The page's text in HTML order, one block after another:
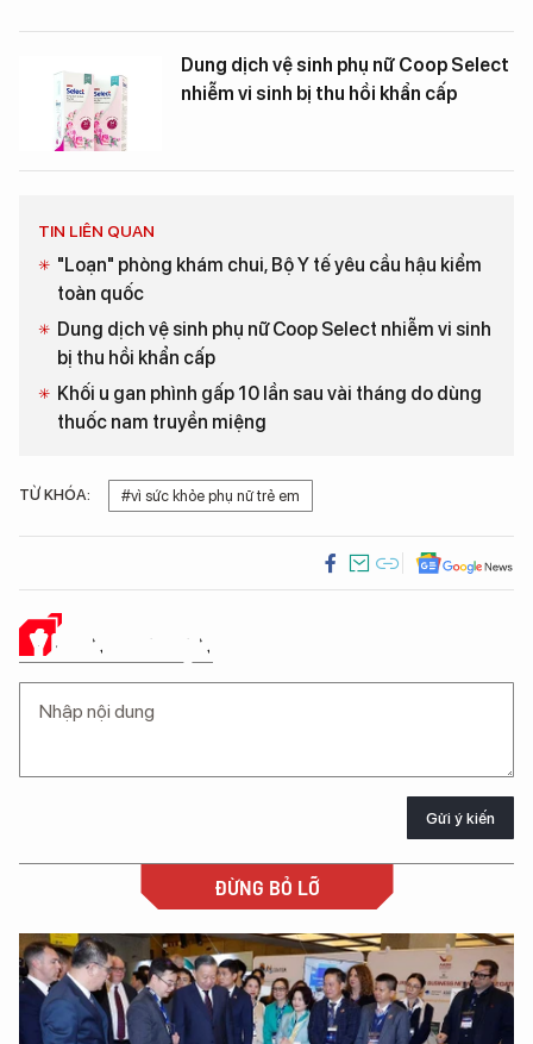
Dung dịch vệ sinh phụ nữ Coop Select
nhiễm vi sinh bị thu hồi khẩn cấp
TIN LIÊN QUAN
"Loạn" phòng khám chui, Bộ Y tế yêu cầu hậu kiểm
toàn quốc
Dung dịch vệ sinh phụ nữ Coop Select nhiễm vi sinh
bị thu hồi khẩn cấp
Khối u gan phình gấp 10 lần sau vài tháng do dùng
thuốc nam truyền miệng
TỪ KHÓA: #vì sức khỏe phụ nữ trẻ em
Ý KIẾN CỦA BẠN
Gửi ý kiến
ĐỪNG BỎ LỠ